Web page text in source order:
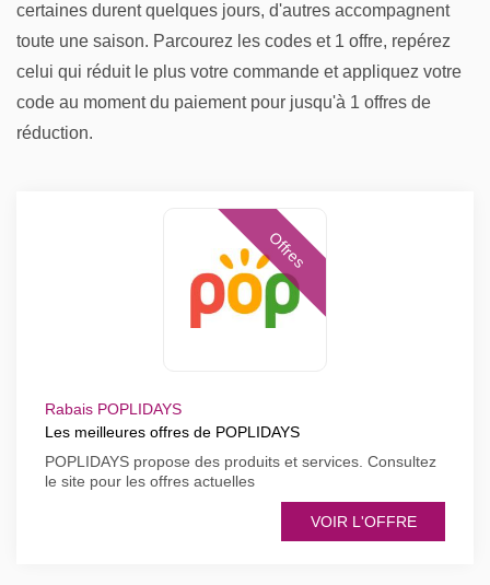
certaines durent quelques jours, d'autres accompagnent
toute une saison. Parcourez les codes et 1 offre, repérez
celui qui réduit le plus votre commande et appliquez votre
code au moment du paiement pour jusqu'à 1 offres de
réduction.
Offres
Rabais POPLIDAYS
Les meilleures offres de POPLIDAYS
POPLIDAYS propose des produits et services. Consultez
le site pour les offres actuelles
VOIR L'OFFRE